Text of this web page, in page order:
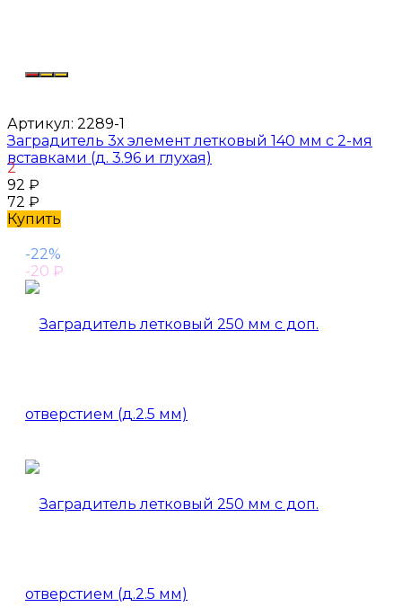
Артикул: 2289-1
Заградитель 3х элемент летковый 140 мм с 2-мя
вставками (д. 3.96 и глухая)
2
92 ₽
72 ₽
Купить
-22%
-20 ₽